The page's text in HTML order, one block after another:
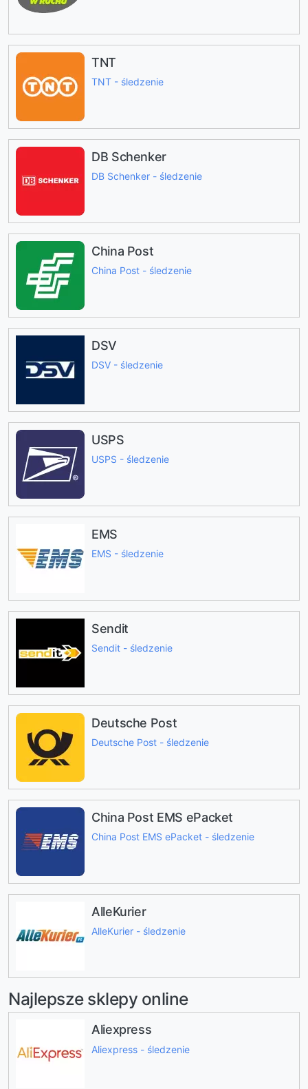
TNT
TNT - śledzenie
DB Schenker
DB Schenker - śledzenie
China Post
China Post - śledzenie
DSV
DSV - śledzenie
USPS
USPS - śledzenie
EMS
EMS - śledzenie
Sendit
Sendit - śledzenie
Deutsche Post
Deutsche Post - śledzenie
China Post EMS ePacket
China Post EMS ePacket - śledzenie
AlleKurier
AlleKurier - śledzenie
Najlepsze sklepy online
Aliexpress
Aliexpress - śledzenie